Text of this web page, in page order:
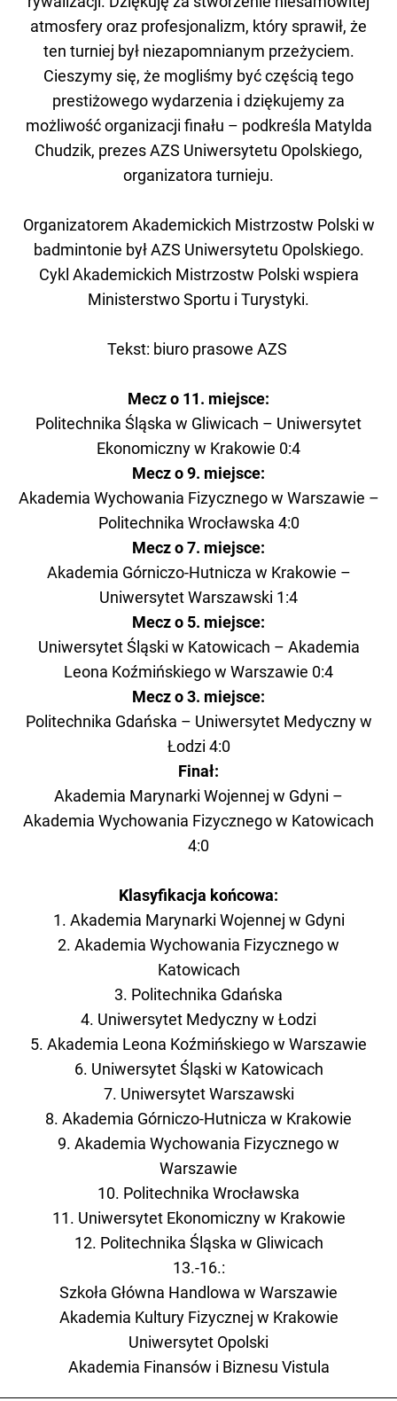
atmosfery oraz profesjonalizm, który sprawił, że
ten turniej był niezapomnianym przeżyciem.
Cieszymy się, że mogliśmy być częścią tego
prestiżowego wydarzenia i dziękujemy za
możliwość organizacji finału – podkreśla Matylda
Chudzik, prezes AZS Uniwersytetu Opolskiego,
organizatora turnieju.
Organizatorem Akademickich Mistrzostw Polski w
badmintonie był AZS Uniwersytetu Opolskiego.
Cykl Akademickich Mistrzostw Polski wspiera
Ministerstwo Sportu i Turystyki.
Tekst: biuro prasowe AZS
Mecz o 11. miejsce:
Politechnika Śląska w Gliwicach – Uniwersytet
Ekonomiczny w Krakowie 0:4
Mecz o 9. miejsce:
Akademia Wychowania Fizycznego w Warszawie –
Politechnika Wrocławska 4:0
Mecz o 7. miejsce:
Akademia Górniczo-Hutnicza w Krakowie –
Uniwersytet Warszawski 1:4
Mecz o 5. miejsce:
Uniwersytet Śląski w Katowicach – Akademia
Leona Koźmińskiego w Warszawie 0:4
Mecz o 3. miejsce:
Politechnika Gdańska – Uniwersytet Medyczny w
Łodzi 4:0
Finał:
Akademia Marynarki Wojennej w Gdyni –
Akademia Wychowania Fizycznego w Katowicach
4:0
Klasyfikacja końcowa:
1. Akademia Marynarki Wojennej w Gdyni
2. Akademia Wychowania Fizycznego w
Katowicach
3. Politechnika Gdańska
4. Uniwersytet Medyczny w Łodzi
5. Akademia Leona Koźmińskiego w Warszawie
6. Uniwersytet Śląski w Katowicach
7. Uniwersytet Warszawski
8. Akademia Górniczo-Hutnicza w Krakowie
9. Akademia Wychowania Fizycznego w
Warszawie
10. Politechnika Wrocławska
11. Uniwersytet Ekonomiczny w Krakowie
12. Politechnika Śląska w Gliwicach
13.-16.:
Szkoła Główna Handlowa w Warszawie
Akademia Kultury Fizycznej w Krakowie
Uniwersytet Opolski
Akademia Finansów i Biznesu Vistula